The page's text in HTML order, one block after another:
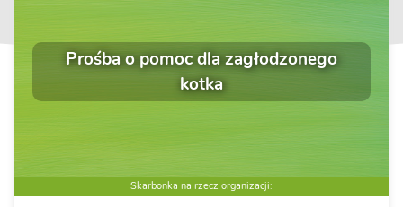
Prośba o pomoc dla zagłodzonego
kotka
Skarbonka na rzecz organizacji: